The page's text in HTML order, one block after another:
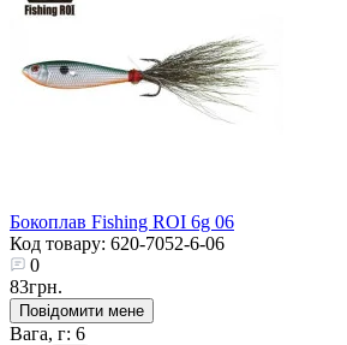
Бокоплав Fishing ROI 6g 06
Код товару: 620-7052-6-06
0
83грн.
Повідомити мене
Вага, г: 6